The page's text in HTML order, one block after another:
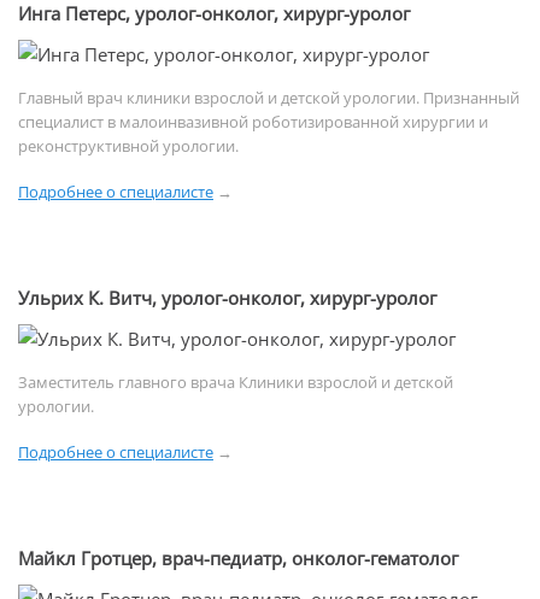
Инга Петерс, уролог-онколог, хирург-уролог
Главный врач клиники взрослой и детской урологии. Признанный
специалист в малоинвазивной роботизированной хирургии и
реконструктивной урологии.
Подробнее о специалисте →
Ульрих К. Витч, уролог-онколог, хирург-уролог
Заместитель главного врача Клиники взрослой и детской
урологии.
Подробнее о специалисте →
Майкл Гротцер, врач-педиатр, онколог-гематолог